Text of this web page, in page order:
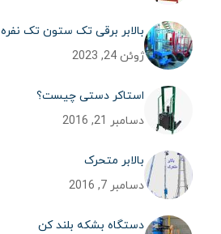
بالابر برقی تک ستون تک نفره
ژوئن 24, 2023
استاکر دستی چیست؟
دسامبر 21, 2016
بالابر متحرک
دسامبر 7, 2016
دستگاه بشکه بلند کن